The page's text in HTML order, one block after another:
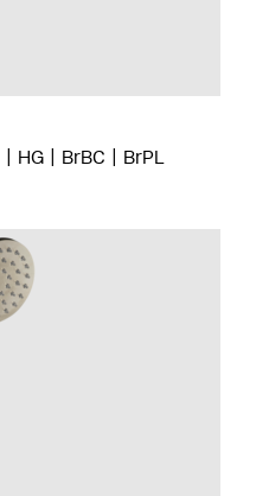
HG BrBC BrPL